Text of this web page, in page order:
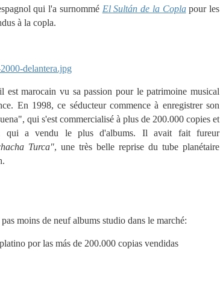
qui l'a surnommé El Sultán de la Coplapour les
à la copla.
est marocain vu sa passion pour le patrimoine musical
En 1998, ce séducteur commence à enregistrer son
qui s'est commercialisé à plus de 200.000 copies et
qui a vendu le plus d'albums. Il avait fait fureur
Turca", une très belle reprise du tube planétaire
moins de neuf albums studio dans le marché:
por las más de 200.000 copias vendidas